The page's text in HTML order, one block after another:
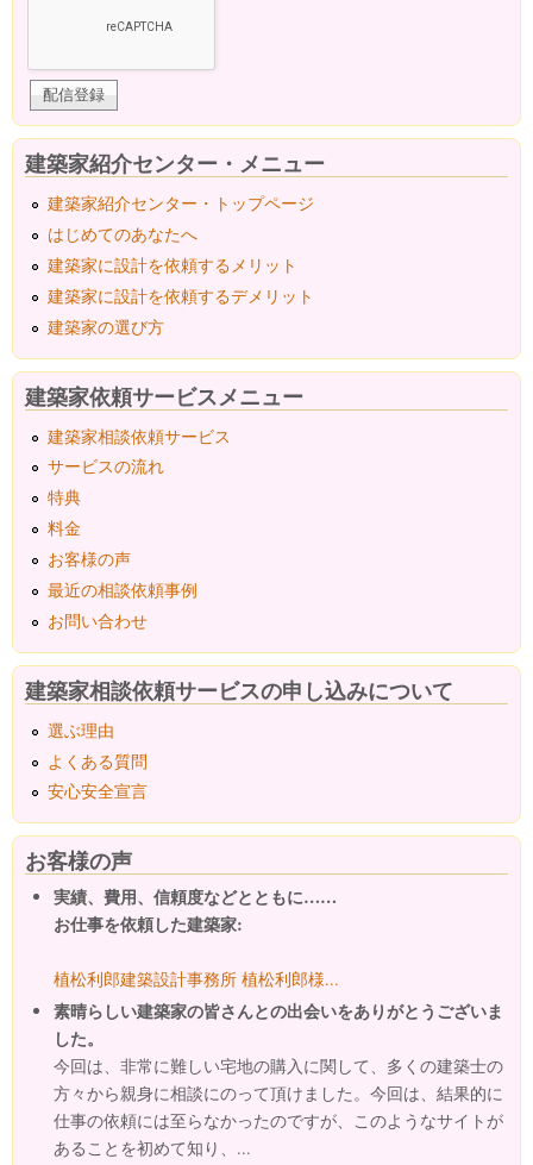
建築家紹介センター・メニュー
建築家紹介センター・トップページ
はじめてのあなたへ
建築家に設計を依頼するメリット
建築家に設計を依頼するデメリット
建築家の選び方
建築家依頼サービスメニュー
建築家相談依頼サービス
サービスの流れ
特典
料金
お客様の声
最近の相談依頼事例
お問い合わせ
建築家相談依頼サービスの申し込みについて
選ぶ理由
よくある質問
安心安全宣言
お客様の声
実績、費用、信頼度などとともに……
お仕事を依頼した建築家:
植松利郎建築設計事務所 植松利郎様...
素晴らしい建築家の皆さんとの出会いをありがとうございま
した。
今回は、非常に難しい宅地の購入に関して、多くの建築士の
方々から親身に相談にのって頂けました。今回は、結果的に
仕事の依頼には至らなかったのですが、このようなサイトが
あることを初めて知り、...